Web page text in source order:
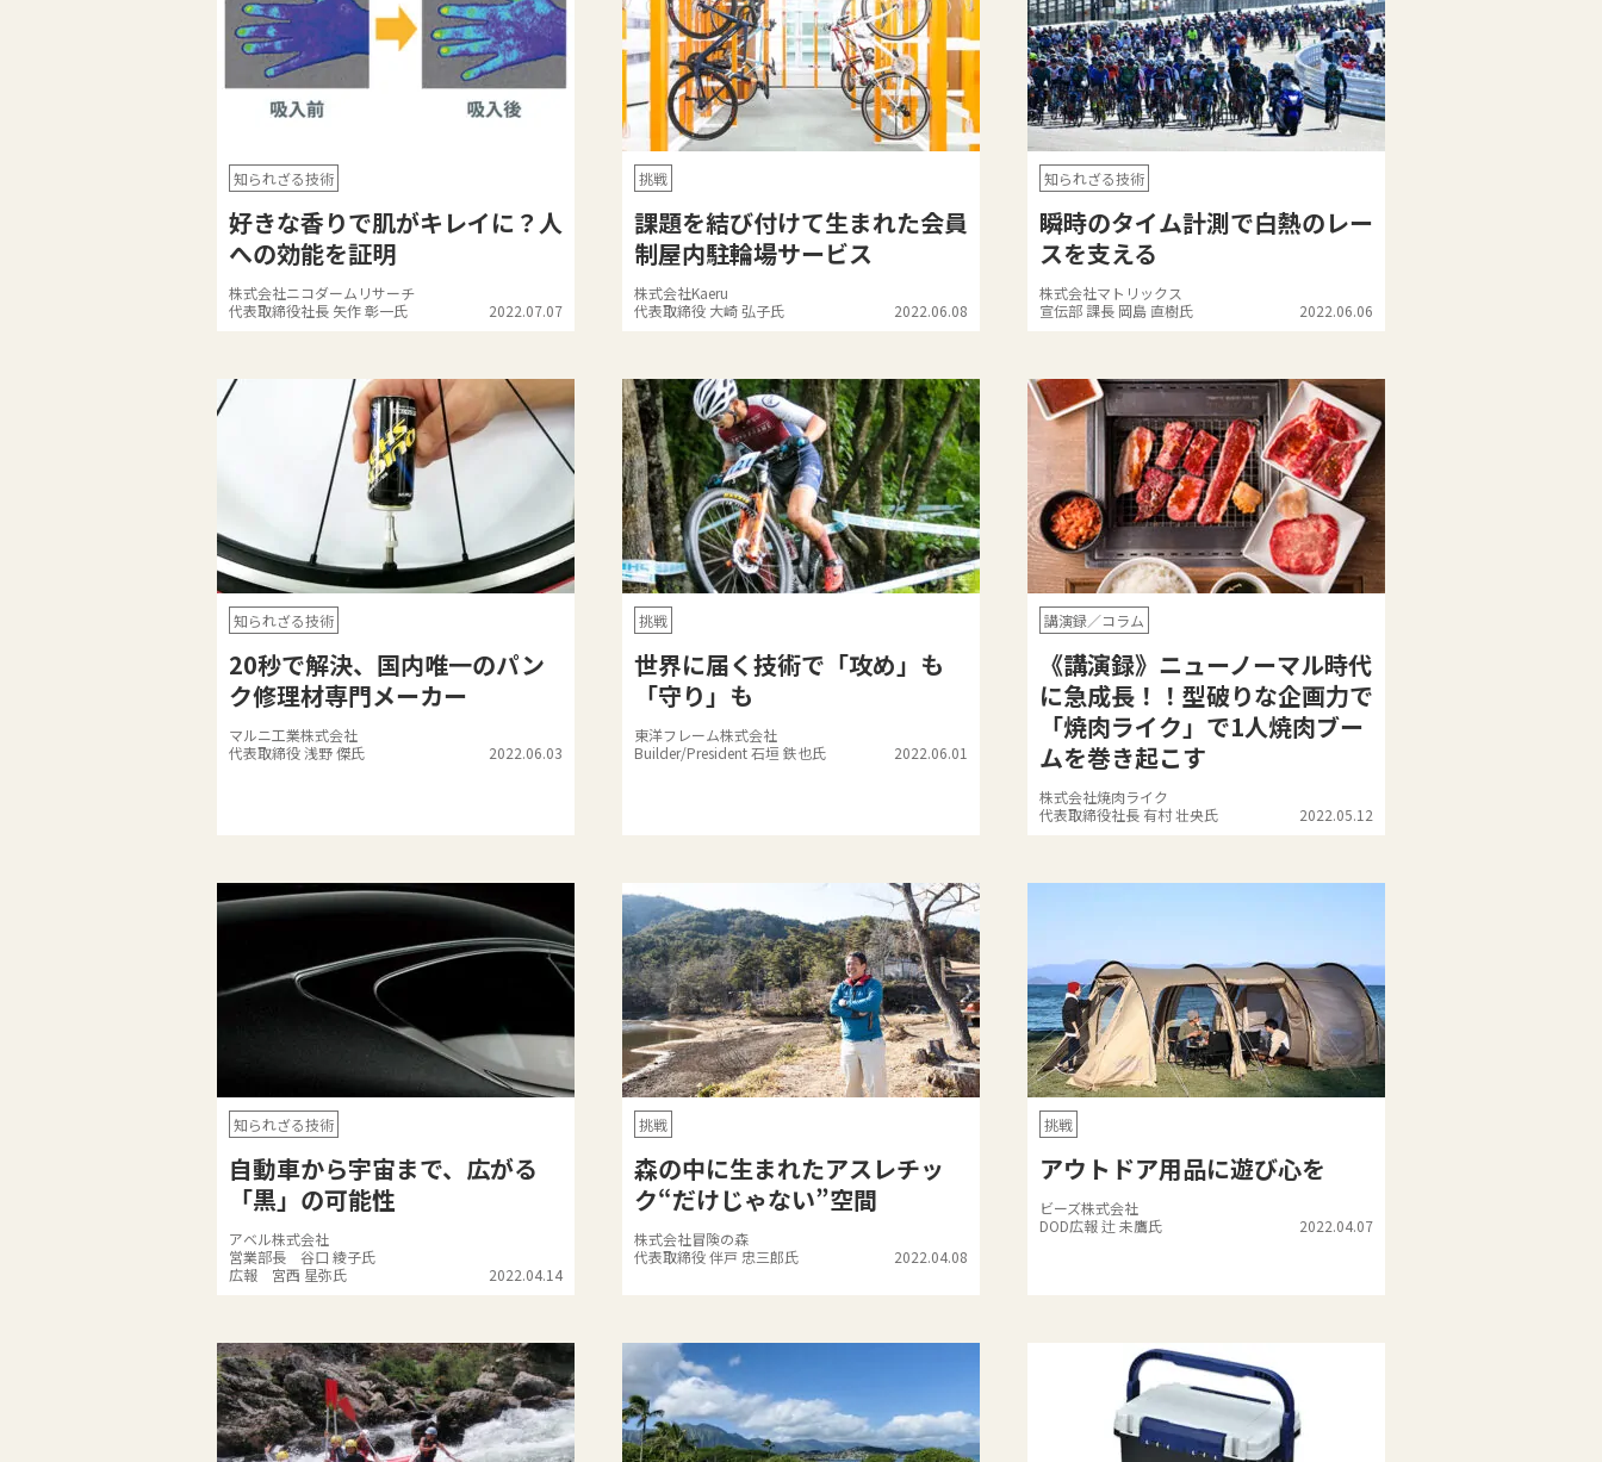
知られざる技術
好きな香りで肌がキレイに？人
への効能を証明
株式会社ニコダームリサーチ
代表取締役社長 矢作 彰一氏
2022.07.07
挑戦
課題を結び付けて生まれた会員
制屋内駐輪場サービス
株式会社Kaeru
代表取締役 大崎 弘子氏
2022.06.08
知られざる技術
瞬時のタイム計測で白熱のレー
スを支える
株式会社マトリックス
宣伝部 課長 岡島 直樹氏
2022.06.06
知られざる技術
20秒で解決、国内唯一のパン
ク修理材専門メーカー
マルニ工業株式会社
代表取締役 浅野 傑氏
2022.06.03
挑戦
世界に届く技術で「攻め」も
「守り」も
東洋フレーム株式会社
Builder/President 石垣 鉄也氏
2022.06.01
講演録／コラム
《講演録》ニューノーマル時代
に急成長！！型破りな企画力で
「焼肉ライク」で1人焼肉ブー
ムを巻き起こす
株式会社焼肉ライク
代表取締役社長 有村 壮央氏
2022.05.12
知られざる技術
自動車から宇宙まで、広がる
「黒」の可能性
アベル株式会社
営業部長 谷口 綾子氏
広報 宮西 星弥氏
2022.04.14
挑戦
森の中に生まれたアスレチッ
ク“だけじゃない”空間
株式会社冒険の森
代表取締役 伴戸 忠三郎氏
2022.04.08
挑戦
アウトドア用品に遊び心を
ビーズ株式会社
DOD広報 辻 未鷹氏
2022.04.07